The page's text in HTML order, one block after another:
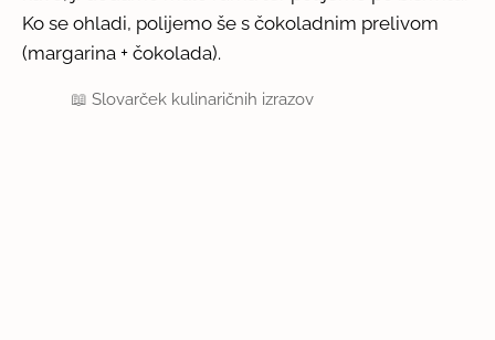
Ko se ohladi, polijemo še s čokoladnim prelivom
(margarina + čokolada).
📖Slovarček kulinaričnih izrazov